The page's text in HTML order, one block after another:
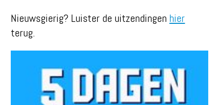
Nieuwsgierig? Luister de uitzendingen hier
terug.